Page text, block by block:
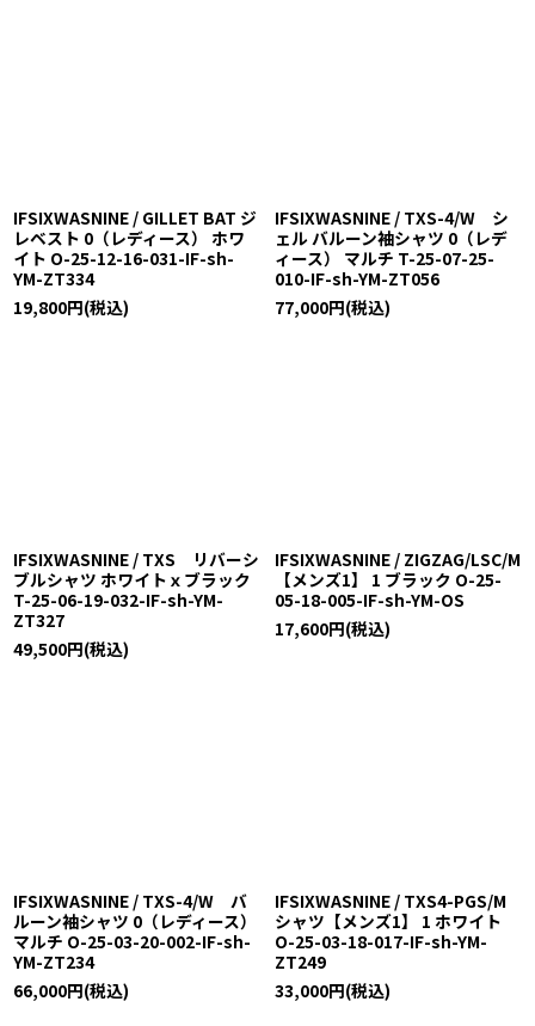
IFSIXWASNINE / GILLET BAT ジ
レベスト 0（レディース） ホワ
イト O-25-12-16-031-IF-sh-
YM-ZT334
19,800円(税込)
IFSIXWASNINE / TXS-4/W シ
ェル バルーン袖シャツ 0（レデ
ィース） マルチ T-25-07-25-
010-IF-sh-YM-ZT056
77,000円(税込)
IFSIXWASNINE / TXS リバーシ
ブルシャツ ホワイトｘブラック
T-25-06-19-032-IF-sh-YM-
ZT327
49,500円(税込)
IFSIXWASNINE / ZIGZAG/LSC/M
【メンズ1】 1 ブラック O-25-
05-18-005-IF-sh-YM-OS
17,600円(税込)
IFSIXWASNINE / TXS-4/W バ
ルーン袖シャツ 0（レディース）
マルチ O-25-03-20-002-IF-sh-
YM-ZT234
66,000円(税込)
IFSIXWASNINE / TXS4-PGS/M
シャツ【メンズ1】 1 ホワイト
O-25-03-18-017-IF-sh-YM-
ZT249
33,000円(税込)